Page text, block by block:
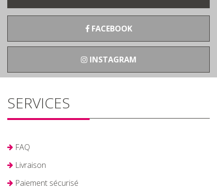
FACEBOOK
INSTAGRAM
SERVICES
FAQ
Livraison
Paiement sécurisé